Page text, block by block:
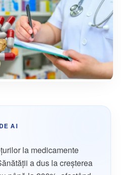
AI
la medicamente
a dus la creșterea